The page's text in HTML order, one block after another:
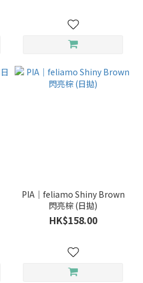
PIA｜feliamo Shiny Brown
閃亮棕 (日拋)
HK$158.00